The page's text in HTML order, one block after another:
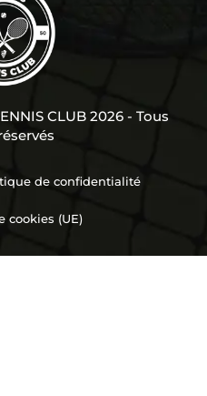
CLUB 2026 - Tous
de confidentialité
cookies (UE)